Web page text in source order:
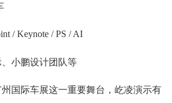
/ Keynote / PS / AI
小鹏设计团队等
国际车展这一重要舞台，屹凌演示有